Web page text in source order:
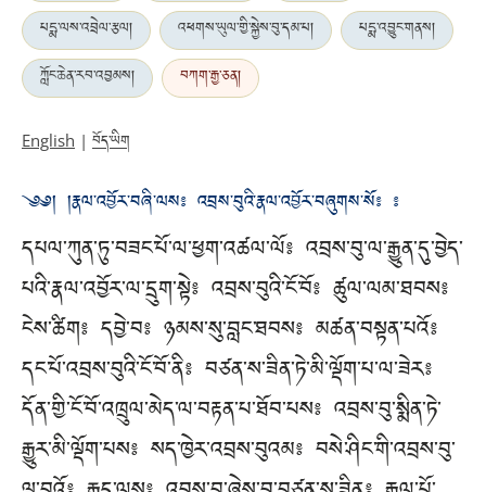
པདྨ་ལས་འབྲེལ་རྩལ།
འཕགས་ཡུལ་གྱི་སྐྱེས་བུ་དམ་པ།
པདྨ་འབྱུང་གནས།
ཀློང་ཆེན་རབ་འབྱམས།
བཀག་རྒྱ་ཅན།
English | བོད་ཡིག
༄༅། །རྣལ་འབྱོར་བཞི་ལས༔ འབྲས་བུའི་རྣལ་འབྱོར་བཞུགས་སོ༔ ༔
དཔལ་ཀུན་ཏུ་བཟང་པོ་ལ་ཕྱག་འཚལ་ལོ༔ འབྲས་བུ་ལ་རྒྱུན་དུ་བྱེད་
པའི་རྣལ་འབྱོར་ལ་དྲུག་སྟེ༔ འབྲས་བུའི་ངོ་བོ༔ ཚུལ་ལམ་ཐབས༔
ངེས་ཚིག༔ དབྱེ་བ༔ ཉམས་སུ་བླང་ཐབས༔ མཚན་བསྟན་པའོ༔
དང་པོ་འབྲས་བུའི་ངོ་བོ་ནི༔ བཙན་ས་ཟིན་ཏེ་མི་ལྡོག་པ་ལ་ཟེར༔
དོན་གྱི་ངོ་བོ་འཁྲུལ་མེད་ལ་བརྟན་པ་ཐོབ་པས༔ འབྲས་བུ་སྨིན་ཏེ་
རྒྱུར་མི་ལྡོག་པས༔ སད་ཁྱེར་འབྲས་བུའམ༔ བསེ་ཤིང་གི་འབྲས་བུ་